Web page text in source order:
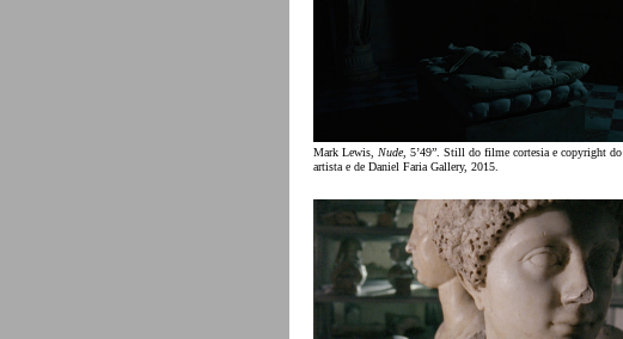
Mark Lewis, Nude, 5’49”. Still do filme cortesia e copyright do
artista e de Daniel Faria Gallery, 2015.